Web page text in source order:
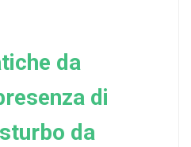
da
di
da